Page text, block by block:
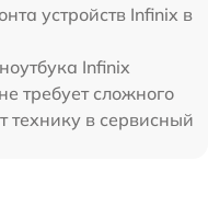
устройств Infinix в
Infinix
требует сложного
технику в сервисный